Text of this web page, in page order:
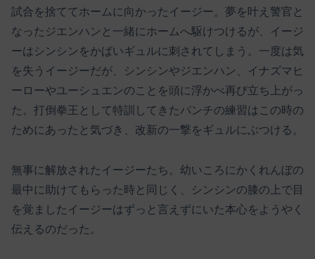
試合を捨ててホームに向かったイージー。夢を叶え警官と
なったジエンハンと一緒にホームへ駆けつけるが、イージ
ーはシンシンをかばいギュルに刺されてしまう。一度は気
を失うイージーだが、シンシンやジエンハン、イナズマヒ
ーローやユーシュエンのことを頭に浮かべ再び立ち上がっ
た。打倒拳王として特訓してきたパンチの練習はこの時の
ためにあったと気づき、改新の一撃をギュルにぶつける。
無事に解放されたイージーたち。幼いころにかくれんぼの
最中に助けてもらった時と同じく、シンシンの膝の上で目
を覚ましたイージーはずっと言えずにいた本心をようやく
伝えるのだった。